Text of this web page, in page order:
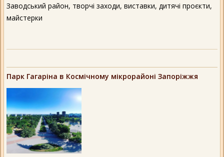
Заводський район, творчі заходи, виставки, дитячі проєкти,
майстерки
Парк Гагаріна в Космічному мікрорайоні Запоріжжя